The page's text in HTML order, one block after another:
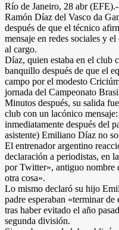
Río de Janeiro, 28 abr
Ramón Díaz del Vasco da
después de que el técnico
mensaje en redes sociales y
al cargo.
Díaz, quien estaba en el club
banquillo después de que el
campo por el modesto
jornada del Campeonato
Minutos después, su salida
club con un lacónico
inmediatamente después del
asistente) Emiliano Díaz no
El entrenador argentino
declaración a periodistas, en
por Twitter», antiguo nombre
otra cosa».
Lo mismo declaró su hijo
padre esperaban «terminar
tras haber evitado el año
segunda división.